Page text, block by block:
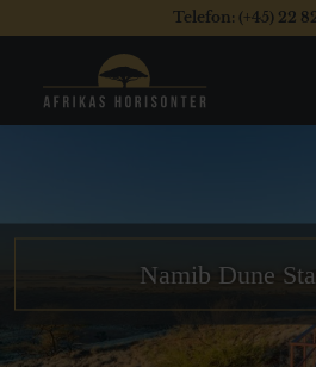
Telefon: (+45) 22
Namib Dune